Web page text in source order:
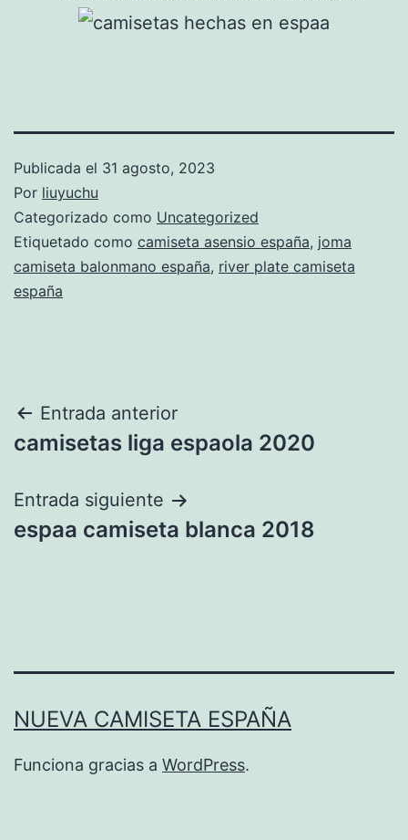
Publicada el 31 agosto, 2023
Por liuyuchu
Categorizado como Uncategorized
Etiquetado como camiseta asensio españa, joma
camiseta balonmano españa, river plate camiseta
españa
Navegación
de
entradas
Entrada anterior
camisetas liga espaola 2020
Entrada siguiente
espaa camiseta blanca 2018
NUEVA CAMISETA ESPAÑA
Funciona gracias a WordPress.